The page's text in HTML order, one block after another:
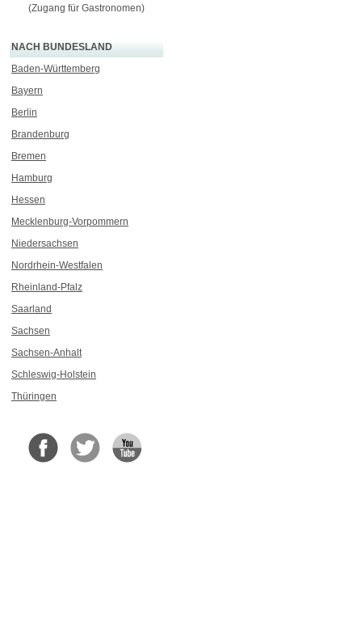
(Zugang für Gastronomen)
NACH BUNDESLAND
Baden-Württemberg
Bayern
Berlin
Brandenburg
Bremen
Hamburg
Hessen
Mecklenburg-Vorpommern
Niedersachsen
Nordrhein-Westfalen
Rheinland-Pfalz
Saarland
Sachsen
Sachsen-Anhalt
Schleswig-Holstein
Thüringen